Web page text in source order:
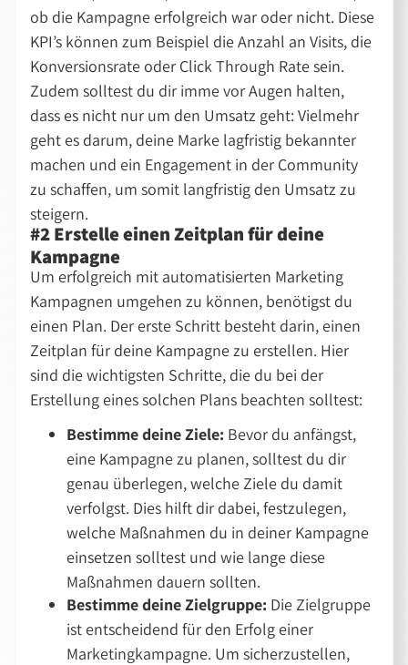
ob die Kampagne erfolgreich war oder nicht. Diese
KPI’s können zum Beispiel die Anzahl an Visits, die
Konversionsrate oder Click Through Rate sein.
Zudem solltest du dir imme vor Augen halten,
dass es nicht nur um den Umsatz geht: Vielmehr
geht es darum, deine Marke lagfristig bekannter
machen und ein Engagement in der Community
zu schaffen, um somit langfristig den Umsatz zu
steigern.
#2 Erstelle einen Zeitplan für deine
Kampagne
Um erfolgreich mit automatisierten Marketing
Kampagnen umgehen zu können, benötigst du
einen Plan. Der erste Schritt besteht darin, einen
Zeitplan für deine Kampagne zu erstellen. Hier
sind die wichtigsten Schritte, die du bei der
Erstellung eines solchen Plans beachten solltest:
Bestimme deine Ziele: Bevor du anfängst,
eine Kampagne zu planen, solltest du dir
genau überlegen, welche Ziele du damit
verfolgst. Dies hilft dir dabei, festzulegen,
welche Maßnahmen du in deiner Kampagne
einsetzen solltest und wie lange diese
Maßnahmen dauern sollten.
Bestimme deine Zielgruppe: Die Zielgruppe
ist entscheidend für den Erfolg einer
Marketingkampagne. Um sicherzustellen,